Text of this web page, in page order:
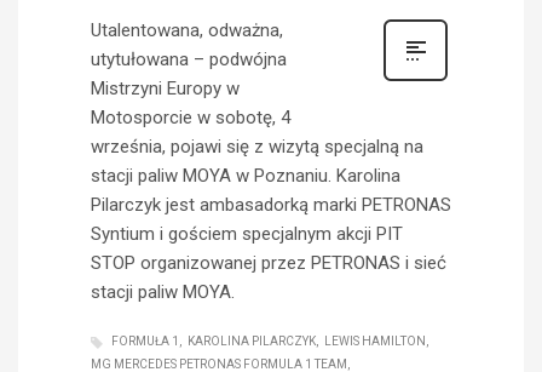
Utalentowana, odważna,
utytułowana – podwójna
Mistrzyni Europy w
Motosporcie w sobotę, 4
września, pojawi się z wizytą specjalną na
stacji paliw MOYA w Poznaniu. Karolina
Pilarczyk jest ambasadorką marki PETRONAS
Syntium i gościem specjalnym akcji PIT
STOP organizowanej przez PETRONAS i sieć
stacji paliw MOYA.
FORMUŁA 1 KAROLINA PILARCZYK
LEWIS HAMILTON
MG MERCEDES PETRONAS FORMULA 1 TEAM